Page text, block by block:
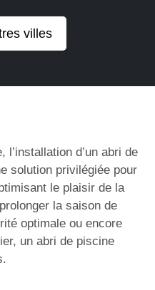
villes
l’installation d’un abri de
solution privilégiée pour
le plaisir de la
la saison de
optimale ou encore
un abri de piscine